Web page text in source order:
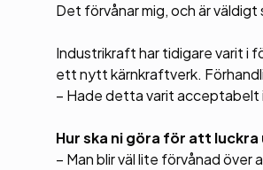
Det förvånar mig, och är
Industrikraft har tidigare varit i
ett nytt kärnkraftverk.
– Hade detta varit acceptabelt
Hur ska ni göra för att
– Man blir väl lite förvånad